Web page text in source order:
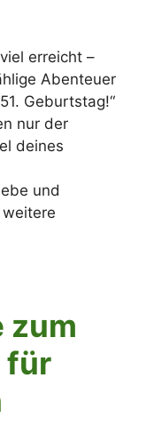
erreicht –
Abenteuer
Geburtstag!“
nur der
deines
und
zum
für